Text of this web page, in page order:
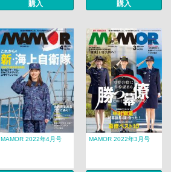
購入 購入
MAMOR 2022年4月号 MAMOR 2022年3月号